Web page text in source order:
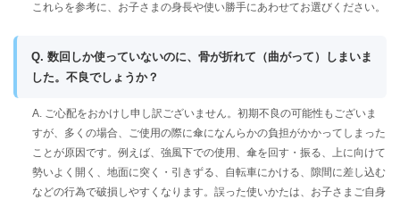
これらを参考に、お子さまの身長や使い勝手にあわせてお選びください。
Q. 数回しか使っていないのに、骨が折れて（曲がって）しまいま
した。不良でしょうか？
A. ご心配をおかけし申し訳ございません。初期不良の可能性もございま
すが、多くの場合、ご使用の際に傘になんらかの負担がかかってしまった
ことが原因です。例えば、強風下での使用、傘を回す・振る、上に向けて
勢いよく開く、地面に突く・引きずる、自転車にかける、隙間に差し込む
などの行為で破損しやすくなります。誤った使いかたは、お子さまご自身